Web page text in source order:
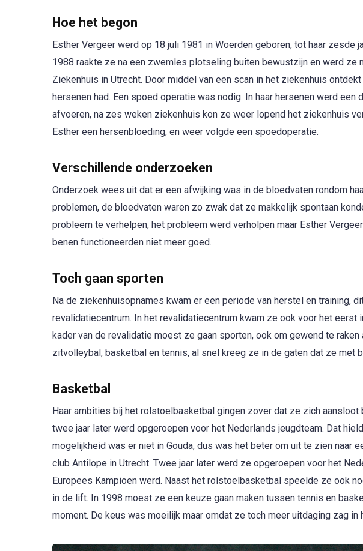
Hoe het begon
Esther Vergeer werd op 18 juli 1981 in Woerden geboren, tot haar zesde
1988 raakte ze na een zwemles plotseling buiten bewustzijn en werd ze
Ziekenhuis in Utrecht. Door middel van een scan in het ziekenhuis
hersenen had. Een spoed operatie was nodig. In haar hersenen werd
afvoeren, na zes weken ziekenhuis kon ze weer lopend het ziekenhuis
Esther een hersenbloeding, en weer volgde een spoedoperatie.
Verschillende onderzoeken
Onderzoek wees uit dat er een afwijking was in de bloedvaten rondom
problemen, de bloedvaten waren zo zwak dat ze makkelijk spontaan
probleem te verhelpen, het probleem werd verholpen maar Esther
benen functioneerden niet meer goed.
Toch gaan sporten
Na de ziekenhuisopnames kwam er een periode van herstel en training,
revalidatiecentrum. In het revalidatiecentrum kwam ze ook voor het eerst
kader van de revalidatie moest ze gaan sporten, ook om gewend te
zitvolleybal, basketbal en tennis, al snel kreeg ze in de gaten dat ze met
Basketbal
Haar ambities bij het rolstoelbasketbal gingen zover dat ze zich
twee jaar later werd opgeroepen voor het Nederlands jeugdteam. Dat
mogelijkheid was er niet in Gouda, dus was het beter om uit te zien naar
club Antilope in Utrecht. Twee jaar later werd ze opgeroepen voor het
Europees Kampioen werd. Naast het rolstoelbasketbal speelde ze ook
in de lift. In 1998 moest ze een keuze gaan maken tussen tennis en
moment. De keus was moeilijk maar omdat ze toch meer uitdaging zag